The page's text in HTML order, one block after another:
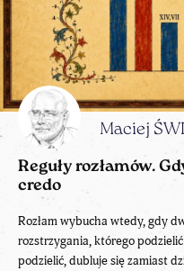
Maciej
Reguły rozłamów.
credo
Rozłam wybucha wtedy, gdy
rozstrzygania, którego
podzielić, dubluje się zamiast